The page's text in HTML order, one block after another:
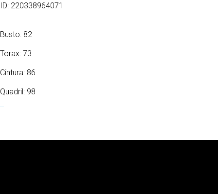
ID: 220338964071
Busto: 82
Torax: 73
Cintura: 86
Quadril: 98